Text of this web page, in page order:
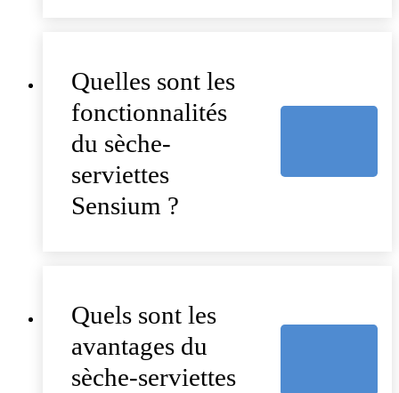
Quelles sont les
fonctionnalités
du sèche-
serviettes
Sensium ?
Quels sont les
avantages du
sèche-serviettes